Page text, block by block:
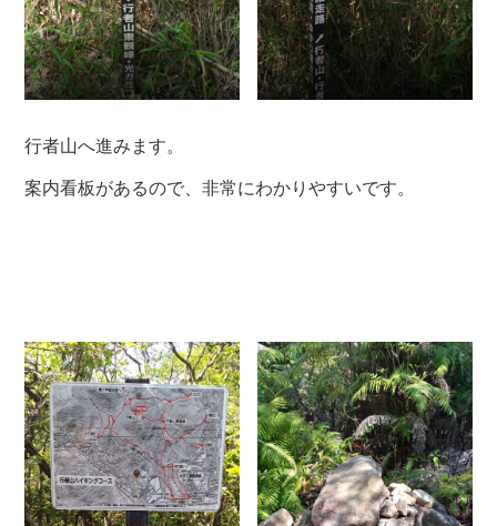
行者山へ進みます。
案内看板があるので、非常にわかりやすいです。